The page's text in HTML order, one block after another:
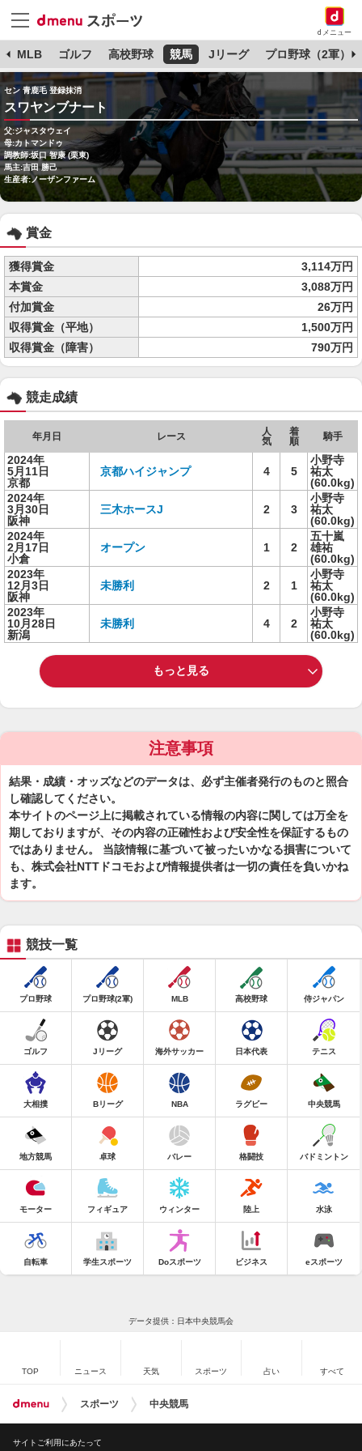
dメニュー
MLB ゴルフ 高校野球 競馬 Jリーグ プロ野球（2軍）
セン 青鹿毛 登録抹消
スワヤンブナート
父:ジャスタウェイ
母:カトマンドゥ
調教師:坂口 智康 (栗東)
馬主:吉田 勝己
生産者:ノーザンファーム
賞金
獲得賞金
3,114万円
本賞金
3,088万円
付加賞金
26万円
収得賞金（平地）
1,500万円
収得賞金（障害）
790万円
競走成績
年月日 レース
人
気
着
順
騎手
2024年
5月11日
京都
京都ハイジャンプ 4 5
小野寺
祐太
(60.0kg)
2024年
3月30日
阪神
三木ホースJ 2 3
小野寺
祐太
(60.0kg)
2024年
2月17日
小倉
オープン 1 2
五十嵐
雄祐
(60.0kg)
2023年
12月3日
阪神
未勝利 2 1
小野寺
祐太
(60.0kg)
2023年
10月28日
新潟
未勝利 4 2
小野寺
祐太
(60.0kg)
もっと見る
注意事項
結果・成績・オッズなどのデータは、必ず主催者発行のものと照合
し確認してください。
本サイトのページ上に掲載されている情報の内容に関しては万全を
期しておりますが、その内容の正確性および安全性を保証するもの
ではありません。 当該情報に基づいて被ったいかなる損害について
も、株式会社NTTドコモおよび情報提供者は一切の責任を負いかね
ます。
競技一覧
プロ野球 プロ野球(2軍) MLB 高校野球 侍ジャパン
ゴルフ Jリーグ 海外サッカー 日本代表 テニス
大相撲 Bリーグ NBA ラグビー 中央競馬
地方競馬 卓球 バレー 格闘技 バドミントン
モーター フィギュア ウィンター 陸上 水泳
自転車 学生スポーツ Doスポーツ ビジネス eスポーツ
データ提供：日本中央競馬会
TOP ニュース 天気 スポーツ 占い すべて
スポーツ 中央競馬
サイトご利用にあたって